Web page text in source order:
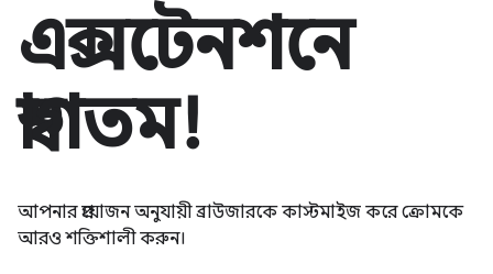
এক্সটেনশনে
স্বাগতম!
আপনার প্রয়োজন অনুযায়ী ব্রাউজারকে কাস্টমাইজ করে ক্রোমকে
আরও শক্তিশালী করুন।